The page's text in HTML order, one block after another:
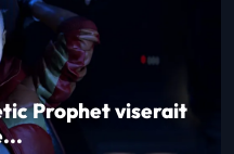
Prophet viserait